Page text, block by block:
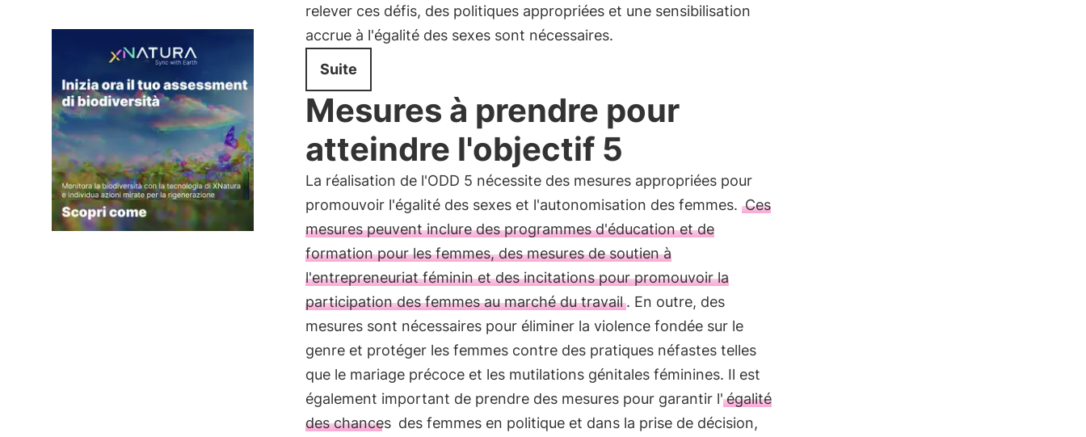
relever ces défis, des politiques appropriées et une sensibilisation
accrue à l'égalité des sexes sont nécessaires.
Suite
Mesures à prendre pour
atteindre l'objectif 5
La réalisation de l'ODD 5 nécessite des mesures appropriées pour
promouvoir l'égalité des sexes et l'autonomisation des femmes. Ces
mesures peuvent inclure des programmes d'éducation et de
formation pour les femmes, des mesures de soutien à
l'entrepreneuriat féminin et des incitations pour promouvoir la
participation des femmes au marché du travail. En outre, des
mesures sont nécessaires pour éliminer la violence fondée sur le
genre et protéger les femmes contre des pratiques néfastes telles
que le mariage précoce et les mutilations génitales féminines. Il est
également important de prendre des mesures pour garantir l' égalité
des chances des femmes en politique et dans la prise de décision,